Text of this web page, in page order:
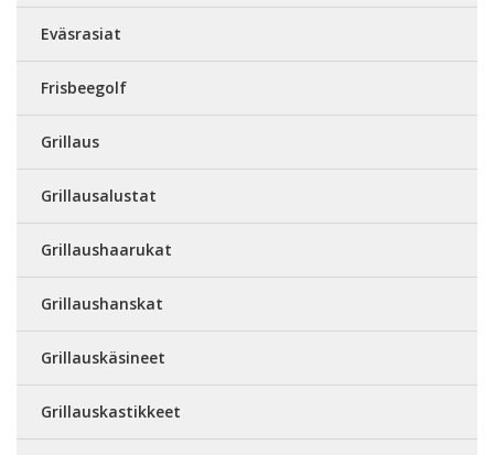
Eväsrasiat
Frisbeegolf
Grillaus
Grillausalustat
Grillaushaarukat
Grillaushanskat
Grillauskäsineet
Grillauskastikkeet